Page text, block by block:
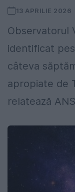
13 APRILIE 2026
Observatorul
identificat
câteva
apropiate de
relatează